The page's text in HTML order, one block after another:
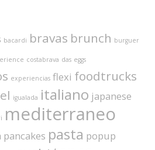
bacardi bravas brunch burguer
costabrava das eggs
experiencias flexi foodtrucks
igualada italiano japanese
mediterraneo
pancakes pasta popup